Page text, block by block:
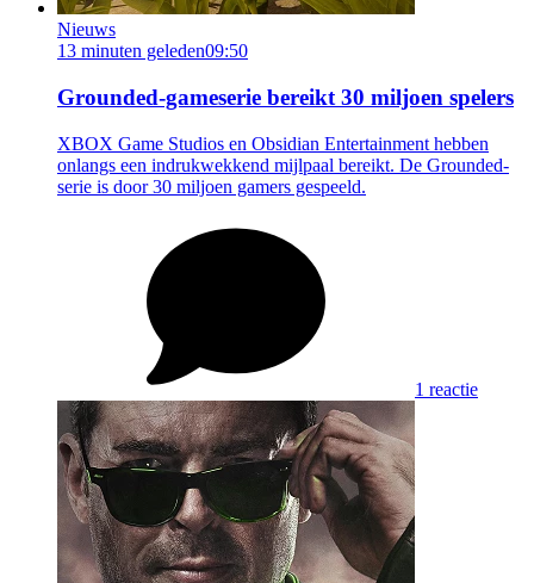
Nieuws
13 minuten geleden09:50
Grounded-gameserie bereikt 30 miljoen spelers
XBOX Game Studios en Obsidian Entertainment hebben
onlangs een indrukwekkend mijlpaal bereikt. De Grounded-
serie is door 30 miljoen gamers gespeeld.
1 reactie